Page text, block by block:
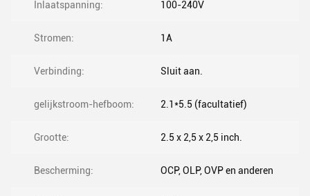
Inlaatspanning: 100-240V
Stromen: 1A
Verbinding: Sluit aan.
gelijkstroom-hefboom: 2.1*5.5 (facultatief)
Grootte: 2.5 x 2,5 x 2,5 inch.
Bescherming: OCP, OLP, OVP en anderen